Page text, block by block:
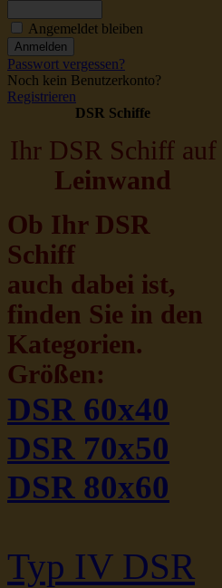
Angemeldet bleiben
Passwort vergessen?
Noch kein Benutzerkonto?
Registrieren
DSR Schiffe
Ihr DSR Schiff auf
Leinwand
Ob Ihr DSR
Schiff
auch dabei ist,
finden Sie in den
Kategorien.
Größen:
DSR 60x40
DSR 70x50
DSR 80x60
Typ IV DSR